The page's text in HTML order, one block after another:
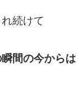
続けて
間の今からは